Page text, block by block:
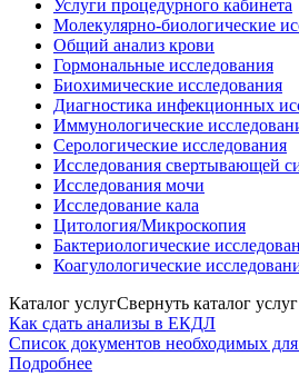
Услуги процедурного кабинета
Молекулярно-биологические
Общий анализ крови
Гормональные исследования
Биохимические исследования
Диагностика инфекционных
Иммунологические
Серологические исследования
Исследования свертывающей
Исследования мочи
Исследование кала
Цитология/Микроскопия
Бактериологические
Коагулологические
Каталог услугСвернуть каталог услуг
Как сдать анализы в ЕКДЛ
Список документов необходимых для
Подробнее